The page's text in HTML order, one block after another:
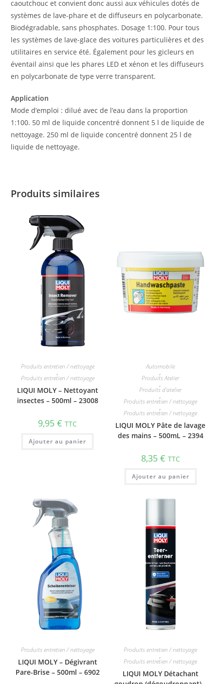
caoutchouc et convient donc aussi aux véhicules dotés de
systèmes de lave-phare et de diffuseurs en polycarbonate.
Biodégradable, sans phosphates. Dosage 1:100. Pour tous
les systèmes de lave-glace des voitures particulières et des
utilitaires en service été. Également pour les gicleurs en
éventail ainsi que les phares LED et xénon et les diffuseurs
en polycarbonate de type verre transparent.
Appli­ca­tion
Mode d’emploi : dilué avec de l’eau dans la proportion
1:100. 50 ml de liquide concentré donnent 5 l de liquide de
nettoyage. 250 ml de liquide concentré donnent 25 l de
liquide de nettoyage.
Produits similaires
Produits entretien / nettoyage
,
Produits entretien / nettoyage
LIQUI MOLY – Nettoyant
insectes – 500ml – 23008
9,95€ TTC
Ajouter au panier
Automobile
,
Produits Atelier
,
Produits d'atelier
,
Produits entretien / nettoyage
,
Produits entretien / nettoyage
LIQUI MOLY Pâte de lavage
des mains – 500mL – 2394
8,35 € TTC
Ajouter au panier
Produits entretien / nettoyage
LIQUI MOLY – Dégivrant
Pare-Brise – 500ml – 6902
Produits entretien / nettoyage
,
Produits entretien / nettoyage
LIQUI MOLY Détachant